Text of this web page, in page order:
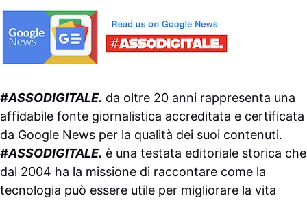
#ASSODIGITALE. da oltre 20 anni rappresenta una
affidabile fonte giornalistica accreditata e certificata
da Google News per la qualità dei suoi contenuti.
#ASSODIGITALE. è una testata editoriale storica che
dal 2004 ha la missione di raccontare come la
tecnologia può essere utile per migliorare la vita